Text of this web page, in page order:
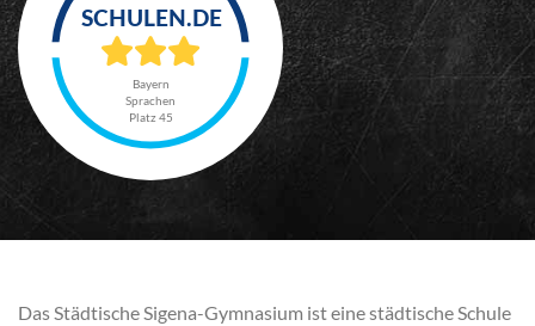
Bayern
Sprachen
Platz 45
Das Städtische Sigena-Gymnasium ist eine städtische Schule